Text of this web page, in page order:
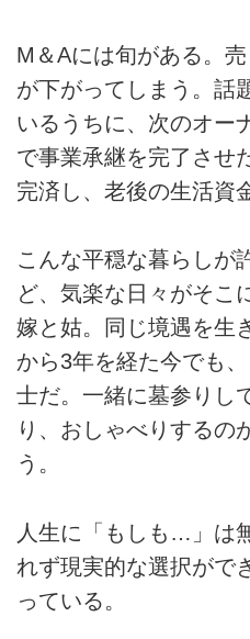
M＆Aには旬がある。
が下がってしまう。話
いるうちに、次のオー
で事業承継を完了させ
完済し、老後の生活資
こんな平穏な暮らしが
ど、気楽な日々がそこ
嫁と姑。同じ境遇を生
から3年を経た今でも
士だ。一緒に墓参りし
り、おしゃべりするの
う。
人生に「もしも…」は
れず現実的な選択がで
っている。